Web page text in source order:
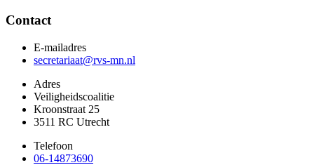
Contact
E-mailadres
secretariaat@rvs-mn.nl
Adres
Veiligheidscoalitie
Kroonstraat 25
3511 RC Utrecht
Telefoon
06-14873690